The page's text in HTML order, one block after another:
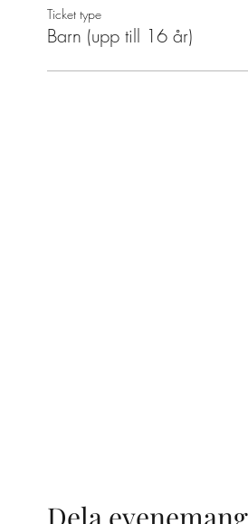
Ticket type
Barn (upp till 16 år)